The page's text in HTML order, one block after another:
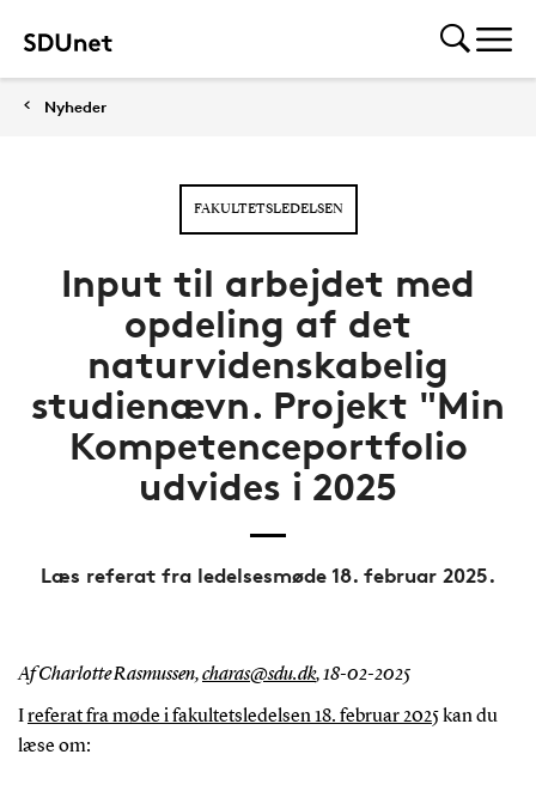
Nyheder
FAKULTETSLEDELSEN
Input til arbejdet med
opdeling af det
naturvidenskabelig
studienævn. Projekt "Min
Kompetenceportfolio
udvides i 2025
Læs referat fra ledelsesmøde 18. februar 2025.
Af Charlotte Rasmussen,charas@sdu.dk,18-02-2025
Ireferat fra møde i fakultetsledelsen 18. februar 2025kan du
læse om: